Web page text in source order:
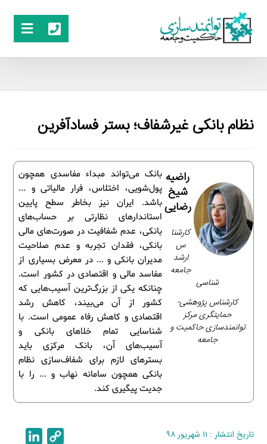
نظام بانکی غیرشفاف؛ بستر فسادآفرین
بانک می‌تواند مبداء مفاسدی همچون
پول‌شویی، اختلاس، فرار مالیاتی و ...
باشد. ایران نیز بخاطر سطح پایین
استاندارهای نظارتی بر حساب‌های
بانکی، عدم شفافیت در صورت‌های مالی
بانکی، فقدان تجربه و عدم صلاحیت
مدیران بانکی و ... در معرض بسیاری از
مفاسد مالی و اقتصادی در کشور است.
چنانکه یکی از بزرگ‌ترین آسیب‌هایی که
کشور از آن می‌بیند، کاهش رشد
اقتصادی و کاهش رفاه عمومی است. با
شناسایی تمام خلاهای بانکی و
آسیب‌های آن، بانک مرکزی باید
بسترهای لازم برای شفاف‌سازی نظام
بانکی همچون سامانه‌ نهاب و ... را با
جدیت پیگیری کند.
راضیه
شیخ
رضایی
کارشنا
س
ارشد
جامعه
شناسی
کارشناس پژوهشی-
حمایتگری مرکز
توانمندسازی حاکمیت و
جامعه
تاریخ انتشار : ۱۱ شهریور ۹۸